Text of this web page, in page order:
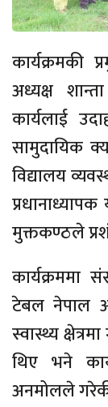
कार्यक्रमकी
अध्यक्ष
कार्यलाई
सामुदायिक
विद्यालय
मुक्तकण्ठले
कार्यक्रममा
टेबल नेपाल
स्वास्थ्य
थिए भने
अनमोलले